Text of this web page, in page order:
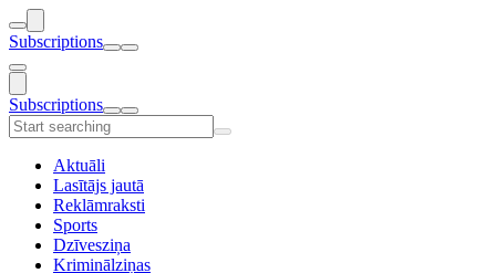
Subscriptions
Subscriptions
Aktuāli
Lasītājs jautā
Reklāmraksti
Sports
Dzīvesziņa
Kriminālziņas